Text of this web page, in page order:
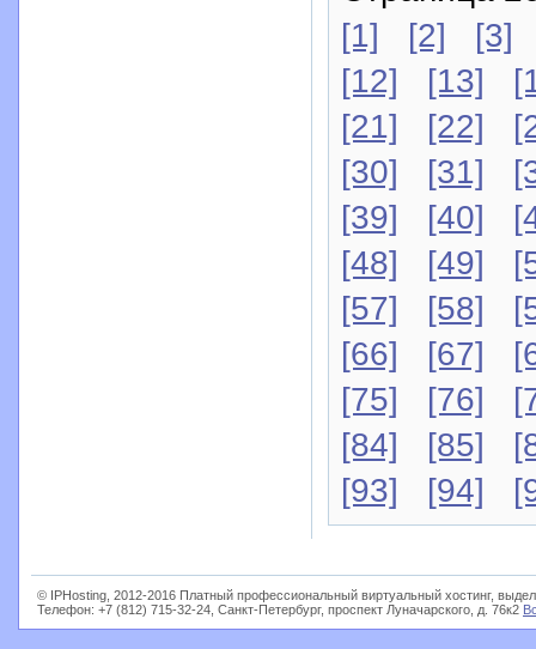
[1]
[2]
[3]
[12]
[13]
[21]
[22]
[30]
[31]
[39]
[40]
[48]
[49]
[57]
[58]
[66]
[67]
[75]
[76]
[84]
[85]
[93]
[94]
© IPHosting, 2012-2016 Платный профессиональный виртуальный хостинг,
Телефон: +7 (812) 715-32-24, Санкт-Петербург, проспект Луначарского, д. 76к2